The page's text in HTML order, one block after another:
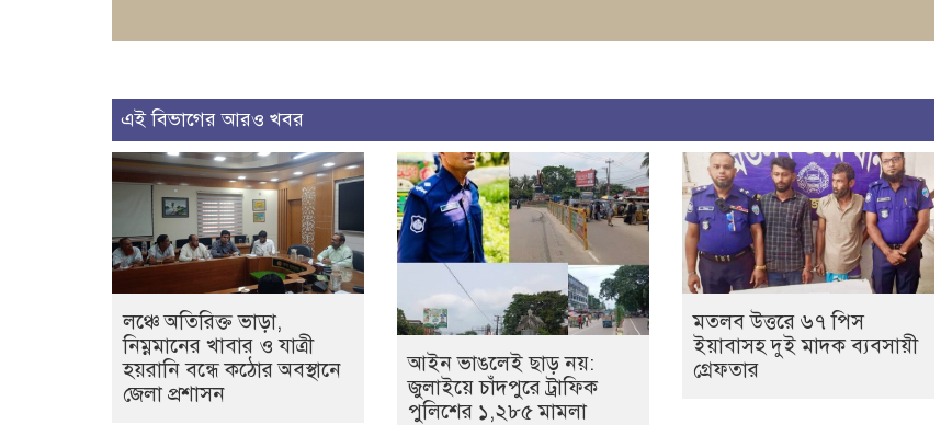
এই বিভাগের আরও খবর
লঞ্চে অতিরিক্ত ভাড়া,
নিম্নমানের খাবার ও যাত্রী
হয়রানি বন্ধে কঠোর অবস্থানে
জেলা প্রশাসন
আইন ভাঙলেই ছাড় নয়:
জুলাইয়ে চাঁদপুরে ট্রাফিক
পুলিশের ১,২৮৫ মামলা
মতলব উত্তরে ৬৭ পিস
ইয়াবাসহ দুই মাদক ব্যবসায়ী
গ্রেফতার